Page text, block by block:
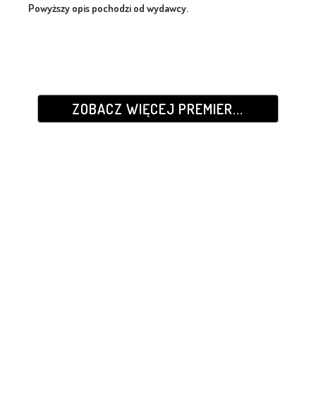
Powyższy opis pochodzi od wydawcy.
ZOBACZ WIĘCEJ PREMIER...